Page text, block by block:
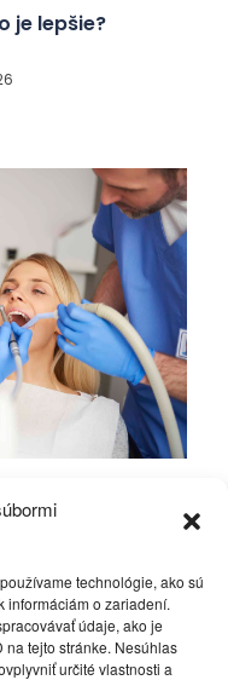
technológie, ako sú
informáciám o zariadení.
údaje, ako je
tejto stránke. Nesúhlas
určité vlastnosti a
je lepšie?